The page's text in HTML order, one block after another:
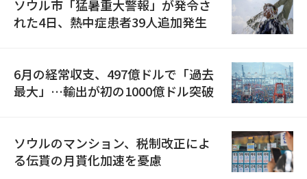
ソウル市「猛暑重大警報」が発令さ
れた4日、熱中症患者39人追加発生
6月の経常収支、497億ドルで「過去
最大」…輸出が初の1000億ドル突破
ソウルのマンション、税制改正によ
る伝貰の月貰化加速を憂慮